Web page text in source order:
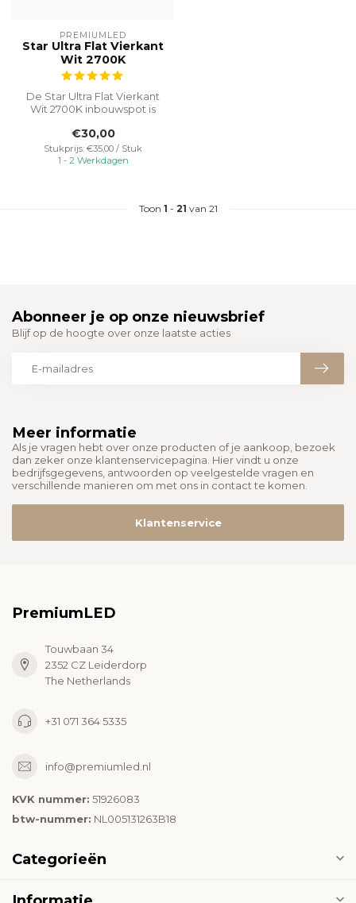
PREMIUMLED
Star Ultra Flat Vierkant
Wit 2700K
De Star Ultra Flat Vierkant
Wit 2700K inbouwspot is
voor w...
€30,00
Stukprijs: €35,00 / Stuk
1 - 2 Werkdagen
Toon 1 - 21 van 21
Meer informatie
Als je vragen hebt over onze producten of je aankoop, bezoek
dan zeker onze klantenservicepagina. Hier vindt u onze
bedrijfsgegevens, antwoorden op veelgestelde vragen en
verschillende manieren om met ons in contact te komen.
Klantenservice
Abonneer je op onze nieuwsbrief
Blijf op de hoogte over onze laatste acties
PremiumLED
Touwbaan 34
2352 CZ Leiderdorp
The Netherlands
+31 071 364 5335
info@premiumled.nl
KVK nummer: 51926083
btw-nummer: NL005131263B18
Categorieën